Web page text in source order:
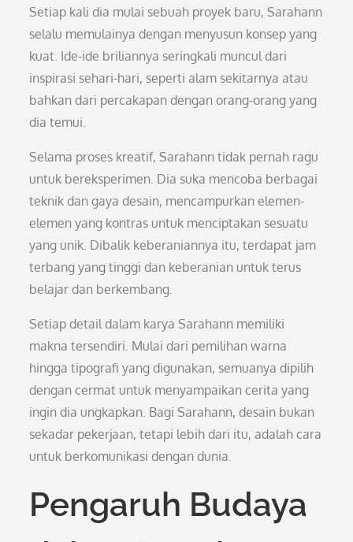
Setiap kali dia mulai sebuah proyek baru, Sarahann
selalu memulainya dengan menyusun konsep yang
kuat. Ide-ide briliannya seringkali muncul dari
inspirasi sehari-hari, seperti alam sekitarnya atau
bahkan dari percakapan dengan orang-orang yang
dia temui.
Selama proses kreatif, Sarahann tidak pernah ragu
untuk bereksperimen. Dia suka mencoba berbagai
teknik dan gaya desain, mencampurkan elemen-
elemen yang kontras untuk menciptakan sesuatu
yang unik. Dibalik keberaniannya itu, terdapat jam
terbang yang tinggi dan keberanian untuk terus
belajar dan berkembang.
Setiap detail dalam karya Sarahann memiliki
makna tersendiri. Mulai dari pemilihan warna
hingga tipografi yang digunakan, semuanya dipilih
dengan cermat untuk menyampaikan cerita yang
ingin dia ungkapkan. Bagi Sarahann, desain bukan
sekadar pekerjaan, tetapi lebih dari itu, adalah cara
untuk berkomunikasi dengan dunia.
Pengaruh Budaya